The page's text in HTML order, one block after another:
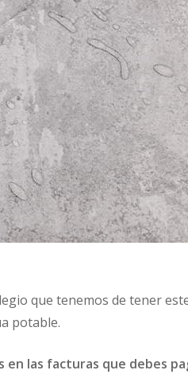
que tenemos de tener
potable.
las facturas que debes